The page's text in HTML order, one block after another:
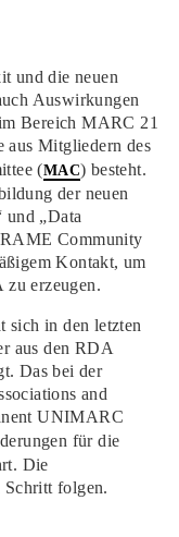
und die neuen
Auswirkungen
Bereich MARC 21
aus Mitgliedern des
(MAC) besteht.
der neuen
und „Data
Community
Kontakt, um
erzeugen.
sich in den letzten
aus den RDA
Das bei der
and
UNIMARC
für die
Die
Schritt folgen.